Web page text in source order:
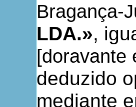
Bragança-
LDA.»,
[doravante
deduzido
mediante